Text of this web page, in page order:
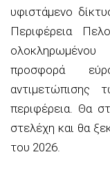
υφιστάμενο
Περιφέρεια
προσφορά
περιφέρεια. Θα
στελέχη και θα
του 2026.